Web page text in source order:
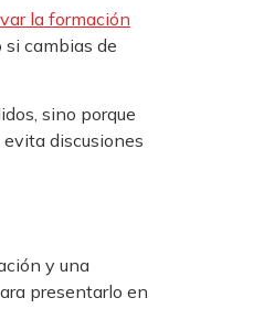
la formación
cambias de
sino porque
discusiones
y una
presentarlo en